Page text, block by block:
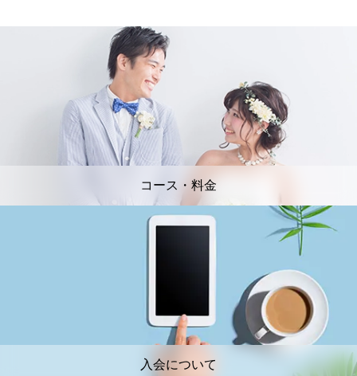
コース・料金
入会について